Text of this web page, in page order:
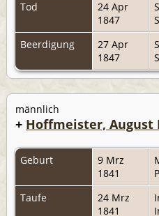
Tod
24 Apr
1847
Beerdigung
27 Apr
1847
männlich
+ Hoffmeister, August
Geburt
9 Mrz
1841
Taufe
24 Mrz
1841